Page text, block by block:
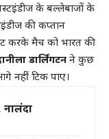
के बल्लेबाजों के
की कप्तान
करके मैच को भारत की
डार्लिंगटन ने कुछ
नहीं टिक पाए।
नालंदा